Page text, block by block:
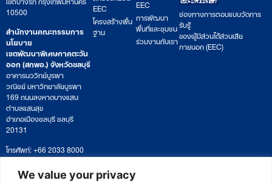
We value your privacy
10500
สำนักงานคณะกรรมการ
นโยบาย
เขตพัฒนาพิเศษภาคตะวัน
ออก (สกพอ.) จังหวัดชลบุรี
อาคารนววิทย์บูรพา
วณิชย์ มหาวิทยาลัยบูรพา
169 ถนนลงหาดบางแสน
ตำบลแสนสุข
อำเภอเมืองชลบุรี ชลบุรี
20131
โทรศัพท์: +66 2033 8000
เวลาทำการ: จันทร์ – ศุกร์
09:00 – 17:00 น.
ติดตามหนังสือหรือยื่นเอกสาร
EEC
โครงสร้างพื้น
ฐาน
EEC
การพัฒนา
พื้นที่และชุมชน
ร่วมงานกับเรา
ช่องทางการตอบแบบวัดการ
รับรู้
ของผู้มีส่วนได้ส่วนเสีย
ภายนอก (EEC)